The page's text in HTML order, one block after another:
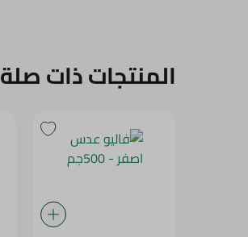
المنتجات ذات صلة